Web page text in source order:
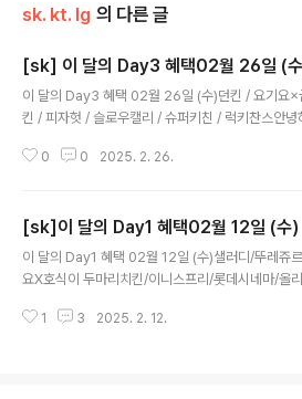
sk. kt. lg 의 다른 글
[sk] 이 달의 Day3 혜택02월 26일 (
이 달의 Day3 혜택 02월 26일 (수)던킨 / 요기요×
킨 / 피자헛 / 슬로우캘리 / 슈퍼키친 / 럭키찬스안녕
입니다. 올해는 설날이 빨리와서 인지 25년한해가 매
지 마세요~! 요기요×굽네치킨 요기요 앱으로 주문
00원 할인 [요기요×굽네치킨] T day 단독 할인 혜
폰 사용 기간: 2월 26일(수)~2월 28일(금) 요기요
용 가능 T 멤버십 앱에서만 이용 가능합니다. 던킨 4
0 0 2025. 2. 26.
[sk]이 달의 Day1 혜택02월 12일 (수)
이 달의 Day1 혜택 02월 12일 (수)샐러디/뚜레쥬
요X호식이 두마리치킨/이니스프리/롯데시네마/올
청 내리네요..눈때문에 출근길이 쉽지 않았겠어요!!금
1 3 2025. 2. 12.